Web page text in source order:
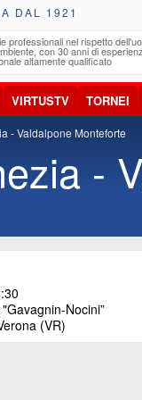
DAL 1921
professionali nel rispetto
con 30 anni di
altamente qualificato
VIRTUSTV TORNEI
- Valdalpone Monteforte
-
Nocini”
(VR)